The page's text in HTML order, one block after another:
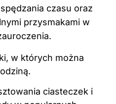
czasu oraz
przysmakami w
w których można
ciasteczek i